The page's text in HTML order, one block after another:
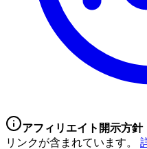
アフィリエイト開示方針
リンクが含まれています。